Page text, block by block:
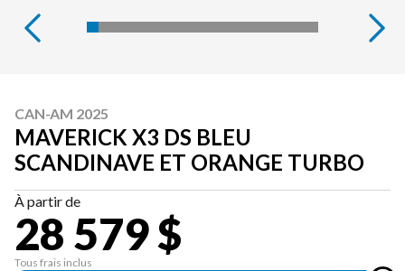
CAN-AM 2025
MAVERICK X3 DS BLEU
SCANDINAVE ET ORANGE TURBO
À partir de
28 579 $
Tous frais inclus